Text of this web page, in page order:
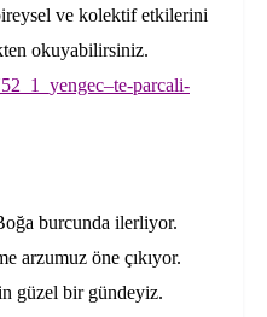
ve kolektif etkilerini
okuyabilirsiniz.
parcali-
burcunda ilerliyor.
arzumuz öne çıkıyor.
güzel bir gündeyiz.